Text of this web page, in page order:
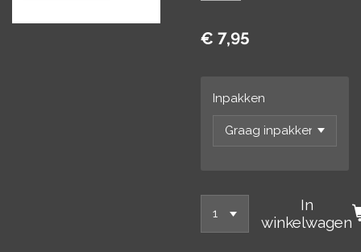
€ 7,95
Inpakken
In
winkelwagen